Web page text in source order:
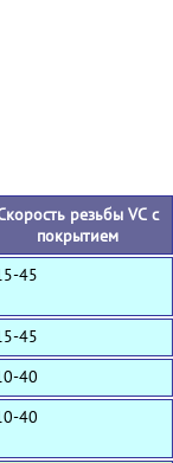
резьбы VC с
покрытием
45
45
40
40